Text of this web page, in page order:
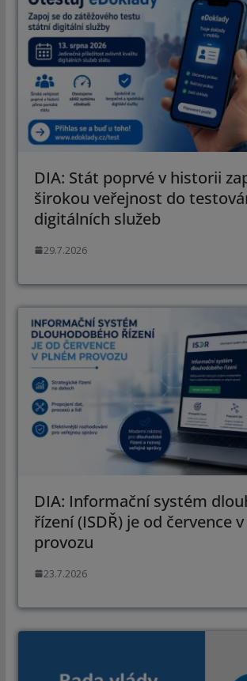
DIA: Stát poprvé v historii
širokou veřejnost do
digitálních služeb
29.7.2026
DIA: Informační systém
řízení (ISDŘ) je od července
provozu
23.7.2026